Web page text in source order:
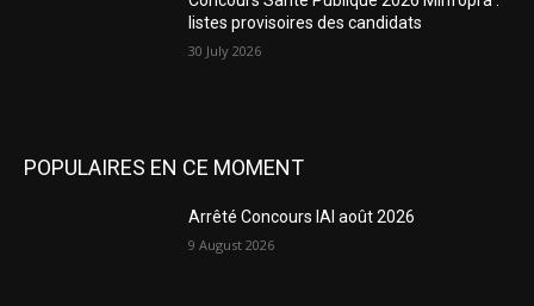
listes provisoires des candidats
30 July 2026
POPULAIRES EN CE MOMENT
Arrêté Concours IAI août 2026
9 August 2026